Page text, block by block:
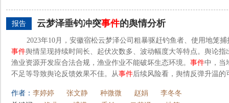
报告 云梦泽垂钓冲突事件的舆情分析
2023年10月，安徽宿松云梦泽公司粗暴驱赶钓鱼者、使用地笼
事件舆情呈现持续时间长、起伏次数多、波动幅度大等特点。舆论
渔业资源开发应合法合规，渔业作业不能破坏生态环境。 事件中，当
不足等导致舆论反馈效果不佳。从事件后续风险看，舆情反弹升温的
作者： 李婷婷 张文静 种微微 赵娟
李冬冬